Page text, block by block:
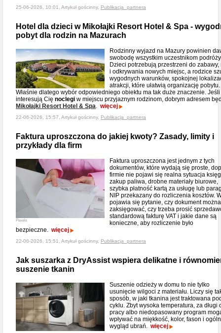
25-06-2026, 10:01, Artykuł gościnny, Publikacja_partnera
Hotel dla dzieci w Mikołajki Resort Hotel & Spa -
pobyt dla rodzin na Mazurach
Rodzinny wyjazd na Mazury powinien
swobodę wszystkim uczestnikom
Dzieci potrzebują przestrzeni do zabawy,
i odkrywania nowych miejsc, a rodzice
wygodnych warunków, spokojnej
atrakcji, które ułatwią organizację pobytu.
Właśnie dlatego wybór odpowiedniego obiektu ma tak duże znaczenie. Jeśli
interesują Cię noclegi w miejscu przyjaznym rodzinom, dobrym adresem
Mikołajki Resort Hotel & Spa. więcej
22-06-2026, 15:57, Artykuł gościnny, Publikacja_partnera
Faktura uproszczona do jakiej kwoty? Zasady, limity i
przykłady dla firm
Pexels
Faktura uproszczona jest jednym z tych
dokumentów, które wydają się proste,
firmie nie pojawi się realna sytuacja
zakup paliwa, drobne materiały biurowe,
szybka płatność kartą za usługę lub
NIP przekazany do rozliczenia kosztów.
pojawia się pytanie, czy dokument można
zaksięgować, czy trzeba prosić
standardową fakturę VAT i jakie dane są
konieczne, aby rozliczenie było
bezpieczne. więcej
22-06-2026, 15:51, Artykuł gościnny, Publikacja_partnera
Jak suszarka z DryAssist wspiera delikatne i
suszenie tkanin
Suszenie odzieży w domu to nie tylko
usunięcie wilgoci z materiału. Liczy się
sposób, w jaki tkanina jest traktowana
cyklu. Zbyt wysoka temperatura, za długi
pracy albo niedopasowany program
wpływać na miękkość, kolor, fason i
wygląd ubrań. więcej